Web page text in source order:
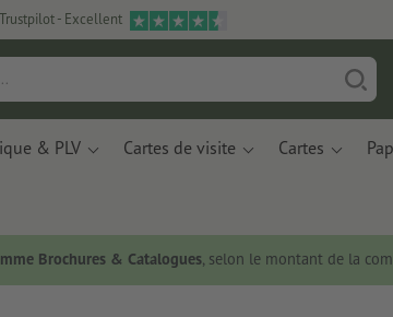
Trustpilot - Excellent
& PLV Cartes de visite Cartes
Brochures & Catalogues, selon le montant de la